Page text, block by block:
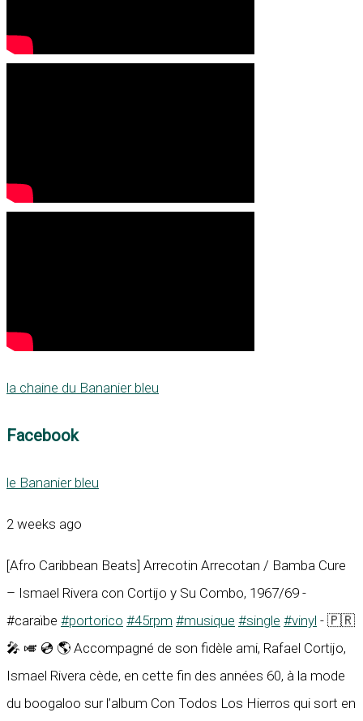
la chaine du Bananier bleu
Facebook
le Bananier bleu
2 weeks ago
[Afro Caribbean Beats] Arrecotin Arrecotan / Bamba Cure
– Ismael Rivera con Cortijo y Su Combo, 1967/69 -
#caraïbe #portorico #45rpm #musique #single #vinyl - 🇵🇷
🎤 🎺 💿 🌎 Accompagné de son fidèle ami, Rafael Cortijo,
Ismael Rivera cède, en cette fin des années 60, à la mode
du boogaloo sur l’album Con Todos Los Hierros qui sort en